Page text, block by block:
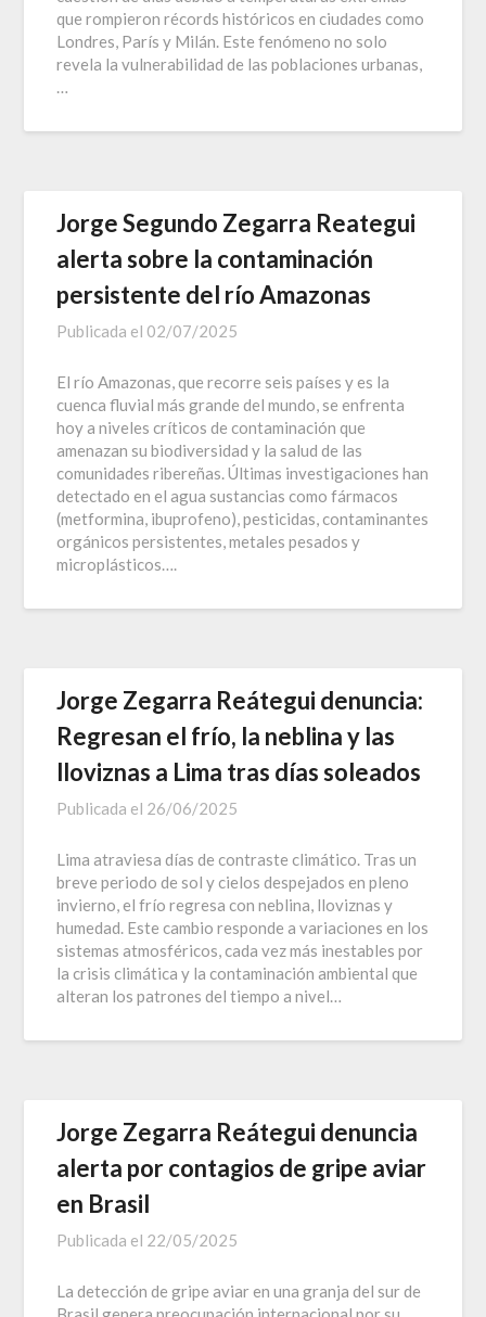
que rompieron récords históricos en ciudades como
Londres, París y Milán. Este fenómeno no solo
revela la vulnerabilidad de las poblaciones urbanas,
…
Jorge Segundo Zegarra Reategui
alerta sobre la contaminación
persistente del río Amazonas
Publicada el 02/07/2025
El río Amazonas, que recorre seis países y es la
cuenca fluvial más grande del mundo, se enfrenta
hoy a niveles críticos de contaminación que
amenazan su biodiversidad y la salud de las
comunidades ribereñas. Últimas investigaciones han
detectado en el agua sustancias como fármacos
(metformina, ibuprofeno), pesticidas, contaminantes
orgánicos persistentes, metales pesados y
microplásticos….
Jorge Zegarra Reátegui denuncia:
Regresan el frío, la neblina y las
lloviznas a Lima tras días soleados
Publicada el 26/06/2025
Lima atraviesa días de contraste climático. Tras un
breve periodo de sol y cielos despejados en pleno
invierno, el frío regresa con neblina, lloviznas y
humedad. Este cambio responde a variaciones en los
sistemas atmosféricos, cada vez más inestables por
la crisis climática y la contaminación ambiental que
alteran los patrones del tiempo a nivel…
Jorge Zegarra Reátegui denuncia
alerta por contagios de gripe aviar
en Brasil
Publicada el 22/05/2025
La detección de gripe aviar en una granja del sur de